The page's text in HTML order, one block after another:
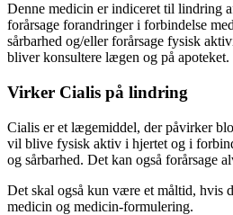
Denne medicin er indiceret til lindring
forårsage forandringer i forbindelse
sårbarhed og/eller forårsage fysisk
bliver konsultere lægen og på apoteket.
Virker Cialis på lindring
Cialis er et lægemiddel, der påvirker
vil blive fysisk aktiv i hjertet og i
og sårbarhed. Det kan også forårsage
Det skal også kun være et måltid, hvis
medicin og medicin-formulering.